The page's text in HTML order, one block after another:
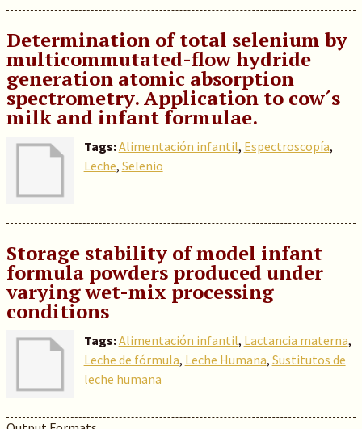
Determination of total selenium by
multicommutated-flow hydride
generation atomic absorption
spectrometry. Application to cow´s
milk and infant formulae.
Tags:Alimentación infantil, Espectroscopía,
Leche, Selenio
Storage stability of model infant
formula powders produced under
varying wet-mix processing
conditions
Tags:Alimentación infantil, Lactancia materna,
Leche de fórmula, Leche Humana, Sustitutos de
leche humana